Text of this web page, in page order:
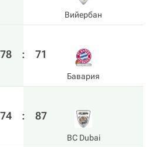
Вийербан
78 : 71
Бавария
74 : 87
BC Dubai